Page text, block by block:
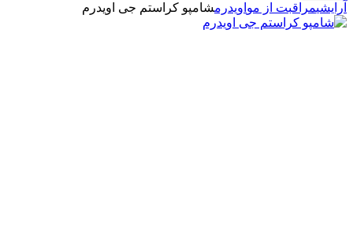
آرایشیمراقبت از مو اویدرمشامپو کراستم جی اویدرم